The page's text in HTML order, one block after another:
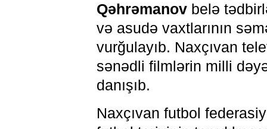
Qəhrəmanovbelə
və asudə vaxtlarının
vurğulayıb. Naxçıvan
sənədli filmlərin milli
danışıb.
Naxçıvan futbol